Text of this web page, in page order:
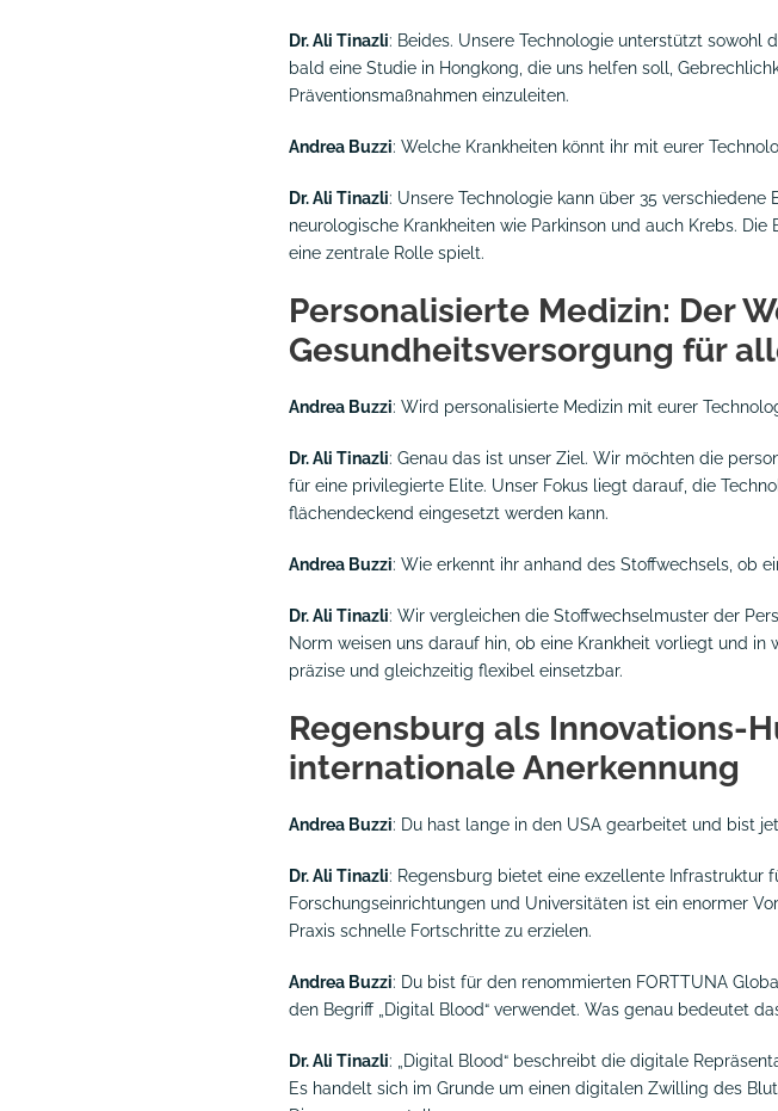
Dr. Ali Tinazli: Beides. Unsere Technologie unterstützt sowohl
bald eine Studie in Hongkong, die uns helfen soll,
Präventionsmaßnahmen einzuleiten.
Andrea Buzzi: Welche Krankheiten könnt ihr mit eurer
Dr. Ali Tinazli: Unsere Technologie kann über 35
neurologische Krankheiten wie Parkinson und auch Krebs.
eine zentrale Rolle spielt.
Personalisierte Medizin: Der
Gesundheitsversorgung für
Andrea Buzzi: Wird personalisierte Medizin mit eurer
Dr. Ali Tinazli: Genau das ist unser Ziel. Wir möchten die
für eine privilegierte Elite. Unser Fokus liegt darauf, die
flächendeckend eingesetzt werden kann.
Andrea Buzzi: Wie erkennt ihr anhand des Stoffwechsels, ob
Dr. Ali Tinazli: Wir vergleichen die Stoffwechselmuster der
Norm weisen uns darauf hin, ob eine Krankheit vorliegt und
präzise und gleichzeitig flexibel einsetzbar.
Regensburg als Innovations-
internationale Anerkennung
Andrea Buzzi: Du hast lange in den USA gearbeitet und bist
Dr. Ali Tinazli: Regensburg bietet eine exzellente Infrastruktur
Forschungseinrichtungen und Universitäten ist ein enormer
Praxis schnelle Fortschritte zu erzielen.
Andrea Buzzi: Du bist für den renommierten FORTTUNA
den Begriff „Digital Blood“ verwendet. Was genau bedeutet
Dr. Ali Tinazli: „Digital Blood“ beschreibt die digitale
Es handelt sich im Grunde um einen digitalen Zwilling des